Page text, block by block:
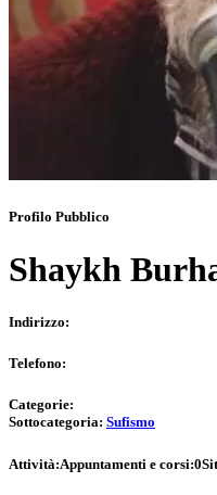
Profilo Pubblico
Shaykh
Indirizzo:
Telefono:
Categorie:
Sottocategoria: Sufismo
Attività:Appuntamenti e corsi:0